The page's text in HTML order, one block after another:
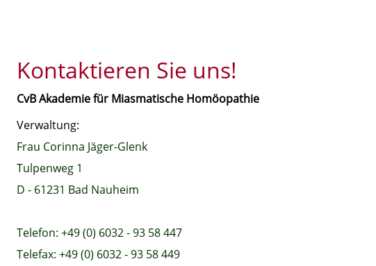
Kontaktieren Sie uns!
CvB Akademie für Miasmatische Homöopathie
Verwaltung:
Frau Corinna Jäger-Glenk
Tulpenweg 1
D - 61231 Bad Nauheim
Telefon: +49 (0) 6032 - 93 58 447
Telefax: +49 (0) 6032 - 93 58 449